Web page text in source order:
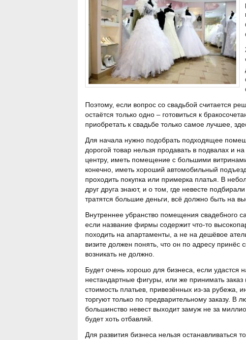
Поэтому, если вопрос со свадьбой считается
остаётся только одно – готовиться к
приобретать к свадьбе только самое лучшее,
Для начала нужно подобрать подходящее
дорогой товар нельзя продавать в подвалах и
центру, иметь помещение с большими
конечно, иметь хороший автомобильный
проходить покупка или примерка платья. В
друг друга знают, и о том, где невесте подбирали
тратятся большие деньги, всё должно быть на
Внутреннее убранство помещения свадебного
если название фирмы содержит что-то
походить на апартаменты, а не на дешёвое
визите должен понять, что он по адресу принёс
возникать не должно.
Будет очень хорошо для бизнеса, если удастся
нестандартные фигуры, или же принимать
стоимость платьев, привезённых из-за рубежа,
торгуют только по предварительному заказу. В
большинство невест выходит замуж не за
будет хоть отбавляй.
Для развития бизнеса нельзя останавливаться